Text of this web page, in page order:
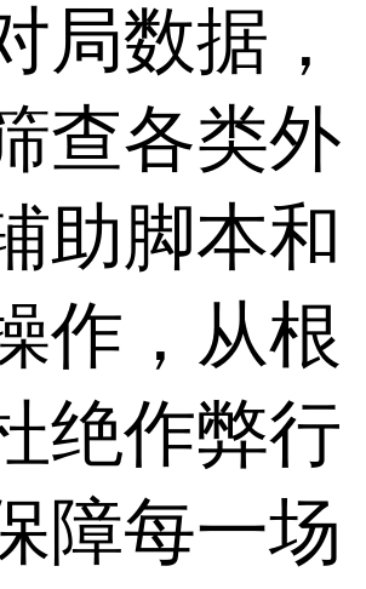
局数据，
查各类外
助脚本和
作，从根
绝作弊行
障每一场